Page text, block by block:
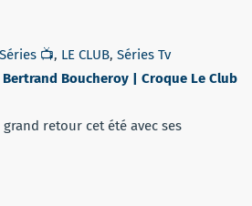
📺, LE CLUB, Séries Tv
Bertrand Boucheroy | Croque Le Club
retour cet été avec ses